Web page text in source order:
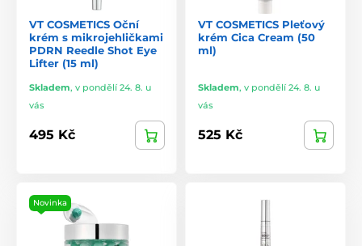
VT COSMETICS Oční
krém s mikrojehličkami
PDRN Reedle Shot Eye
Lifter (15 ml)
Skladem, v pondělí 24. 8. u
vás
495 Kč
VT COSMETICS Pleťový
krém Cica Cream (50
ml)
Skladem, v pondělí 24. 8. u
vás
525 Kč
Novinka